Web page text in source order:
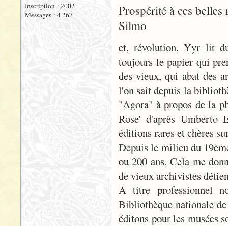
Inscription : 2002
Messages : 4 267
Prospérité à ces
Silmo
et, révolution, Yyr lit
toujours le papier qui
des vieux, qui abat des
l'on sait depuis la
"Agora" à propos de la
Rose' d'après Umberto
éditions rares et chères
Depuis le milieu du
ou 200 ans. Cela me
de vieux archivistes
A titre professionnel
Bibliothèque nationale
éditons pour les musées